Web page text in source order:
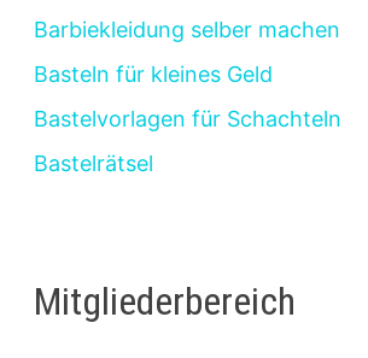
Barbiekleidung selber machen
Basteln für kleines Geld
Bastelvorlagen für Schachteln
Bastelrätsel
Mitgliederbereich